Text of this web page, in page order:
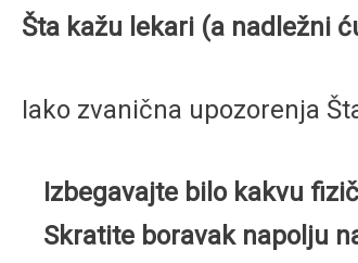
Šta kažu lekari (a nadležni
Iako zvanična upozorenja
Izbegavajte bilo kakvu
Skratite boravak napolju